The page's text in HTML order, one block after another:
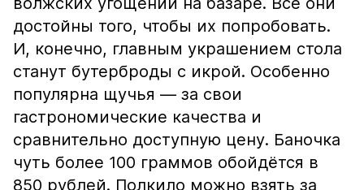
достойны того, чтобы их попробовать.
И, конечно, главным украшением стола
станут бутерброды с икрой. Особенно
популярна щучья — за свои
гастрономические качества и
сравнительно доступную цену. Баночка
чуть более 100 граммов обойдётся в
850 рублей. Полкило можно взять за